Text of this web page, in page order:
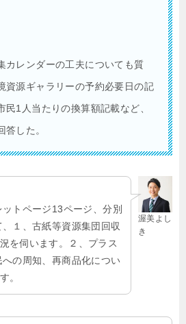
カレンダーの工夫についても質
資源ギャラリーの予約必要日の記
民1人当たりの換算額記載など、
した。
渥美よし
き
トページ13ページ、分別
１、古紙等資源集団回収
を伺います。２、プラス
の周知、再商品化につい
。